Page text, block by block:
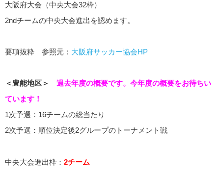
大阪府大会（中央大会32枠）
2ndチームの中央大会進出を認めます。
要項抜粋 参照元： 大阪府サッカー協会HP
＜豊能地区＞ 過去年度の概要です。今年度の概要をお待ちい
ています！
1次予選：16チームの総当たり
2次予選：順位決定後2グループのトーナメント戦
中央大会進出枠： 2チーム